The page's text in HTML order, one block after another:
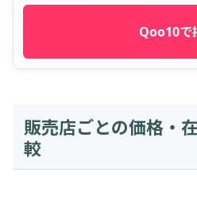
Qoo10で
販売店ごとの価格・
較